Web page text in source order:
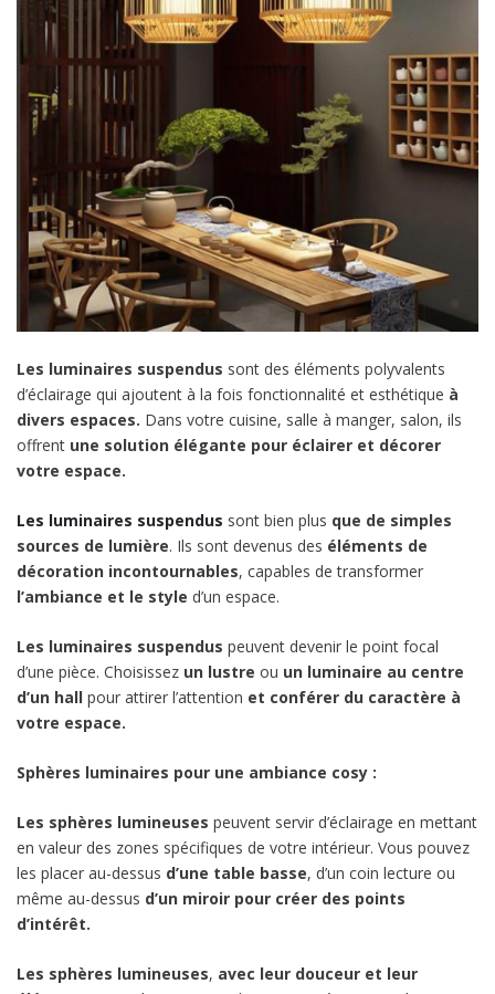
Les luminaires suspendus sont des éléments polyvalents
d’éclairage qui ajoutent à la fois fonctionnalité et esthétique à
divers espaces. Dans votre cuisine, salle à manger, salon, ils
offrent une solution élégante pour éclairer et décorer
votre espace.
Les luminaires suspendus sont bien plus que de simples
sources de lumière. Ils sont devenus des éléments de
décoration incontournables, capables de transformer
l’ambiance et le style d’un espace.
Les luminaires suspendus peuvent devenir le point focal
d’une pièce. Choisissez un lustre ou un luminaire au centre
d’un hall pour attirer l’attention et conférer du caractère à
votre espace.
Sphères luminaires pour une ambiance cosy :
Les sphères lumineuses peuvent servir d’éclairage en mettant
en valeur des zones spécifiques de votre intérieur. Vous pouvez
les placer au-dessus d’une table basse, d’un coin lecture ou
même au-dessus d’un miroir pour créer des points
d’intérêt.
Les sphères lumineuses, avec leur douceur et leur